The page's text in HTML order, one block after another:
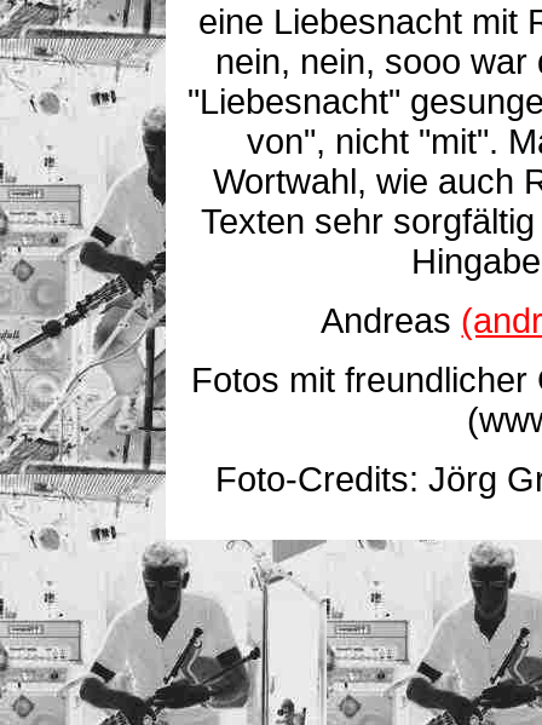
eine Liebesnacht mit
nein, nein, sooo
"Liebesnacht"
von", nicht "mit".
Wortwahl, wie auch
Texten sehr
Andreas
Fotos mit
Foto-Credits: Jörg